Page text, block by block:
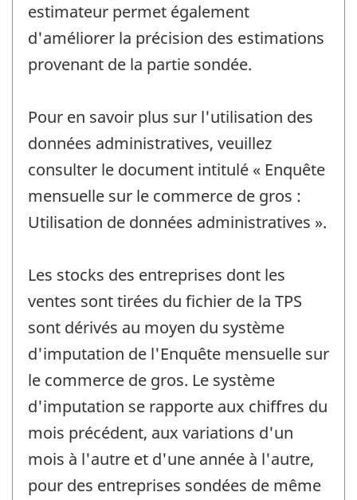
estimateur permet également
d'améliorer la précision des estimations
provenant de la partie sondée.
Pour en savoir plus sur l'utilisation des
données administratives, veuillez
consulter le document intitulé « Enquête
mensuelle sur le commerce de gros :
Utilisation de données administratives ».
Les stocks des entreprises dont les
ventes sont tirées du fichier de la TPS
sont dérivés au moyen du système
d'imputation de l'Enquête mensuelle sur
le commerce de gros. Le système
d'imputation se rapporte aux chiffres du
mois précédent, aux variations d'un
mois à l'autre et d'une année à l'autre,
pour des entreprises sondées de même